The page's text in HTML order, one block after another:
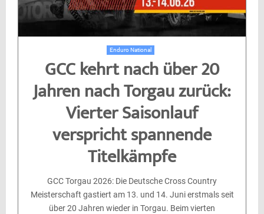
Enduro National
GCC kehrt nach über 20
Jahren nach Torgau zurück:
Vierter Saisonlauf
verspricht spannende
Titelkämpfe
GCC Torgau 2026: Die Deutsche Cross Country
Meisterschaft gastiert am 13. und 14. Juni erstmals seit
über 20 Jahren wieder in Torgau. Beim vierten